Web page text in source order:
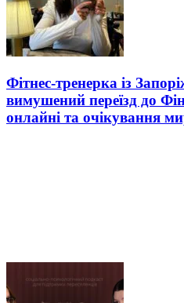
Фітнес-тренерка із
вимушений переїзд до
онлайні та очікування